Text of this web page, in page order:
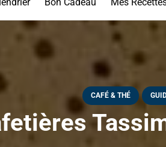
CAFÉ & THÉ